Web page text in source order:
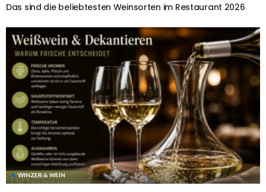
Das sind die beliebtesten Weinsorten im Restaurant 2026
WINZER & WEIN